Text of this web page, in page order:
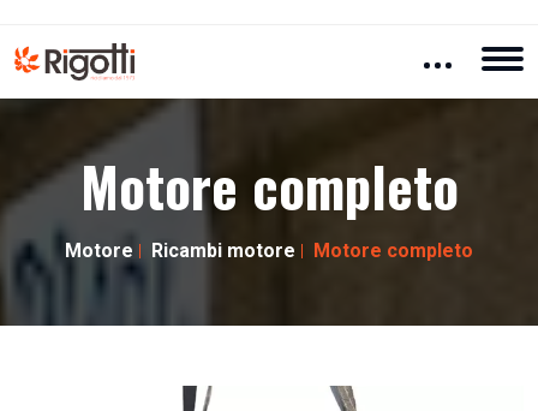
Motore completo
Motore Ricambi motore Motore completo